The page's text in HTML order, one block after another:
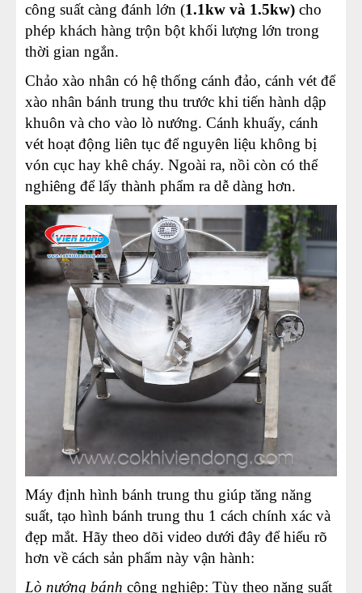
công suất càng đánh lớn (1.1kw và 1.5kw) cho
phép khách hàng trộn bột khối lượng lớn trong
thời gian ngắn.
Chảo xào nhân có hệ thống cánh đảo, cánh vét để
xào nhân bánh trung thu trước khi tiến hành dập
khuôn và cho vào lò nướng. Cánh khuấy, cánh
vét hoạt động liên tục để nguyên liệu không bị
vón cục hay khê cháy. Ngoài ra, nồi còn có thể
nghiêng để lấy thành phẩm ra dễ dàng hơn.
Máy định hình bánh trung thu giúp tăng năng
suất, tạo hình bánh trung thu 1 cách chính xác và
đẹp mắt. Hãy theo dõi video dưới đây để hiểu rõ
hơn về cách sản phẩm này vận hành:
Lò nướng bánh công nghiệp: Tùy theo năng suất